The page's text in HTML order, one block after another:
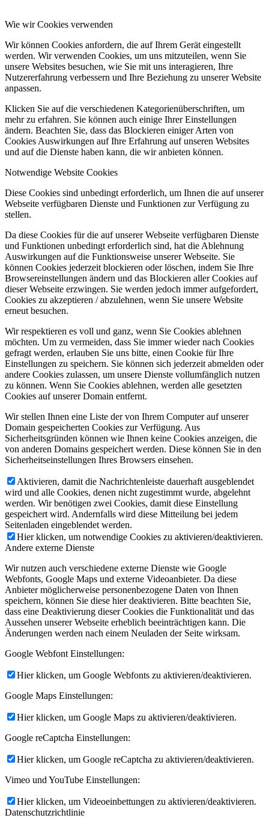
Wie wir Cookies verwenden
Wir können Cookies anfordern, die auf Ihrem Gerät eingestellt
werden. Wir verwenden Cookies, um uns mitzuteilen, wenn Sie
unsere Websites besuchen, wie Sie mit uns interagieren, Ihre
Nutzererfahrung verbessern und Ihre Beziehung zu unserer Website
anpassen.
Klicken Sie auf die verschiedenen Kategorienüberschriften, um
mehr zu erfahren. Sie können auch einige Ihrer Einstellungen
ändern. Beachten Sie, dass das Blockieren einiger Arten von
Cookies Auswirkungen auf Ihre Erfahrung auf unseren Websites
und auf die Dienste haben kann, die wir anbieten können.
Notwendige Website Cookies
Diese Cookies sind unbedingt erforderlich, um Ihnen die auf unserer
Webseite verfügbaren Dienste und Funktionen zur Verfügung zu
stellen.
Da diese Cookies für die auf unserer Webseite verfügbaren Dienste
und Funktionen unbedingt erforderlich sind, hat die Ablehnung
Auswirkungen auf die Funktionsweise unserer Webseite. Sie
können Cookies jederzeit blockieren oder löschen, indem Sie Ihre
Browsereinstellungen ändern und das Blockieren aller Cookies auf
dieser Webseite erzwingen. Sie werden jedoch immer aufgefordert,
Cookies zu akzeptieren / abzulehnen, wenn Sie unsere Website
erneut besuchen.
Wir respektieren es voll und ganz, wenn Sie Cookies ablehnen
möchten. Um zu vermeiden, dass Sie immer wieder nach Cookies
gefragt werden, erlauben Sie uns bitte, einen Cookie für Ihre
Einstellungen zu speichern. Sie können sich jederzeit abmelden oder
andere Cookies zulassen, um unsere Dienste vollumfänglich nutzen
zu können. Wenn Sie Cookies ablehnen, werden alle gesetzten
Cookies auf unserer Domain entfernt.
Wir stellen Ihnen eine Liste der von Ihrem Computer auf unserer
Domain gespeicherten Cookies zur Verfügung. Aus
Sicherheitsgründen können wie Ihnen keine Cookies anzeigen, die
von anderen Domains gespeichert werden. Diese können Sie in den
Sicherheitseinstellungen Ihres Browsers einsehen.
Aktivieren, damit die Nachrichtenleiste dauerhaft ausgeblendet
wird und alle Cookies, denen nicht zugestimmt wurde, abgelehnt
werden. Wir benötigen zwei Cookies, damit diese Einstellung
gespeichert wird. Andernfalls wird diese Mitteilung bei jedem
Seitenladen eingeblendet werden.
Hier klicken, um notwendige Cookies zu aktivieren/deaktivieren.
Andere externe Dienste
Wir nutzen auch verschiedene externe Dienste wie Google
Webfonts, Google Maps und externe Videoanbieter. Da diese
Anbieter möglicherweise personenbezogene Daten von Ihnen
speichern, können Sie diese hier deaktivieren. Bitte beachten Sie,
dass eine Deaktivierung dieser Cookies die Funktionalität und das
Aussehen unserer Webseite erheblich beeinträchtigen kann. Die
Änderungen werden nach einem Neuladen der Seite wirksam.
Google Webfont Einstellungen:
Hier klicken, um Google Webfonts zu aktivieren/deaktivieren.
Google Maps Einstellungen:
Hier klicken, um Google Maps zu aktivieren/deaktivieren.
Google reCaptcha Einstellungen:
Hier klicken, um Google reCaptcha zu aktivieren/deaktivieren.
Vimeo und YouTube Einstellungen:
Hier klicken, um Videoeinbettungen zu aktivieren/deaktivieren.
Datenschutzrichtlinie